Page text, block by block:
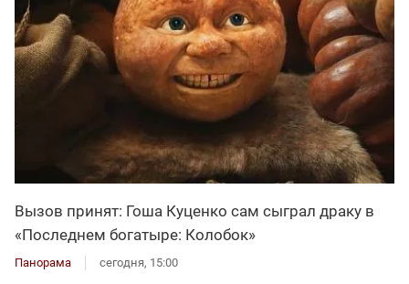
Вызов принят: Гоша Куценко сам сыграл драку в
«Последнем богатыре: Колобок»
Панорама сегодня, 15:00